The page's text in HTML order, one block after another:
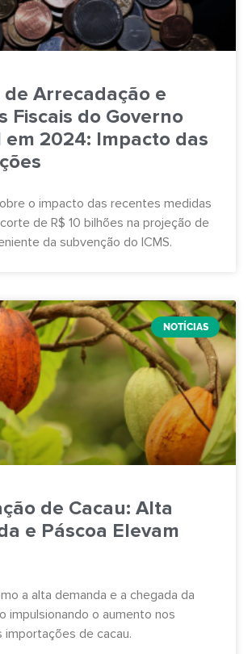
de Arrecadação e
Fiscais do Governo
em 2024: Impacto das
o impacto das recentes medidas
de R$ 10 bilhões na projeção de
da subvenção do ICMS.
NOTÍCIAS
de Cacau: Alta
e Páscoa Elevam
a alta demanda e a chegada da
impulsionando o aumento nos
importações de cacau.